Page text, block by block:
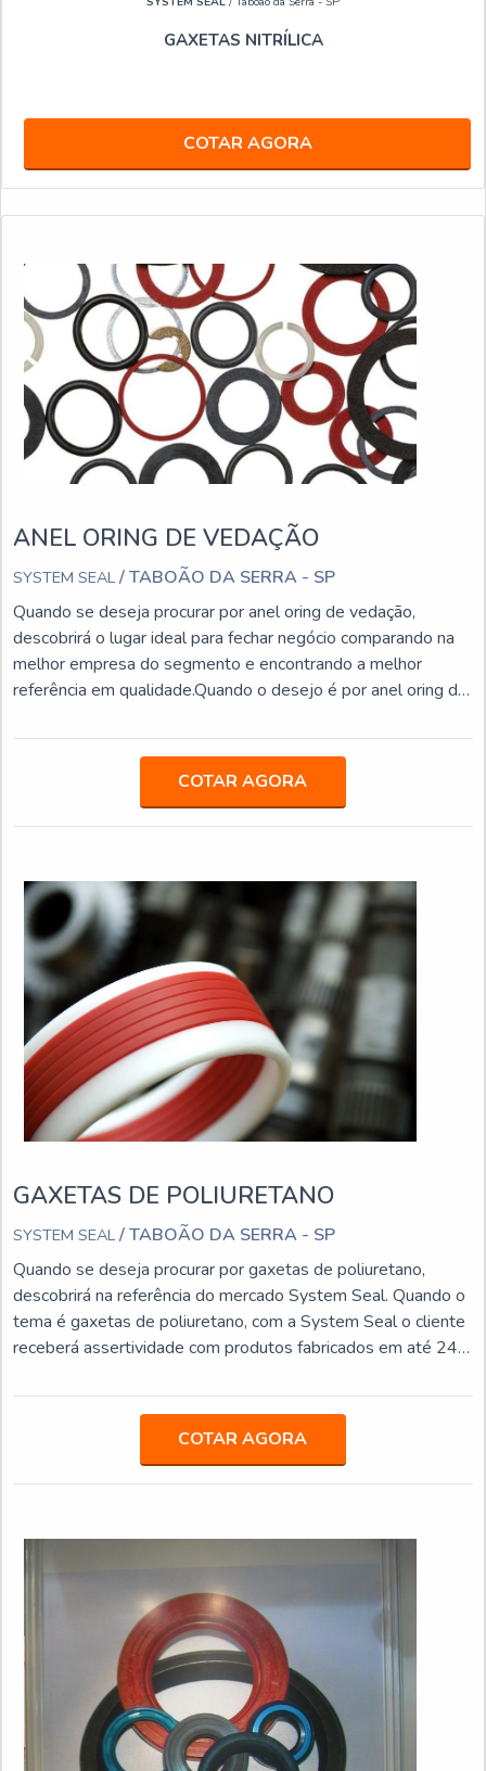
GAXETAS NITRÍLICA
COTAR AGORA
ANEL ORING DE VEDAÇÃO
SYSTEM SEAL / TABOÃO DA SERRA - SP
Quando se deseja procurar por anel oring de vedação,
descobrirá o lugar ideal para fechar negócio comparando na
melhor empresa do segmento e encontrando a melhor
referência em qualidade.Quando o desejo é por anel oring de
cliente poderá encontrar excelente custo-benefício com
hidráulicos e pneumáticos.MAIS DETALHES SOBRE O
ANEL ORING DE V...
COTAR AGORA
GAXETAS DE POLIURETANO
SYSTEM SEAL / TABOÃO DA SERRA - SP
Quando se deseja procurar por gaxetas de poliuretano,
descobrirá na referência do mercado System Seal. Quando o
tema é gaxetas de poliuretano, com a System Seal o cliente
receberá assertividade com produtos fabricados em até 24
POLIURETANOA System Seal canaliza seus recursos em
são realizadas as atividades e estrutura suficiente para ate...
COTAR AGORA